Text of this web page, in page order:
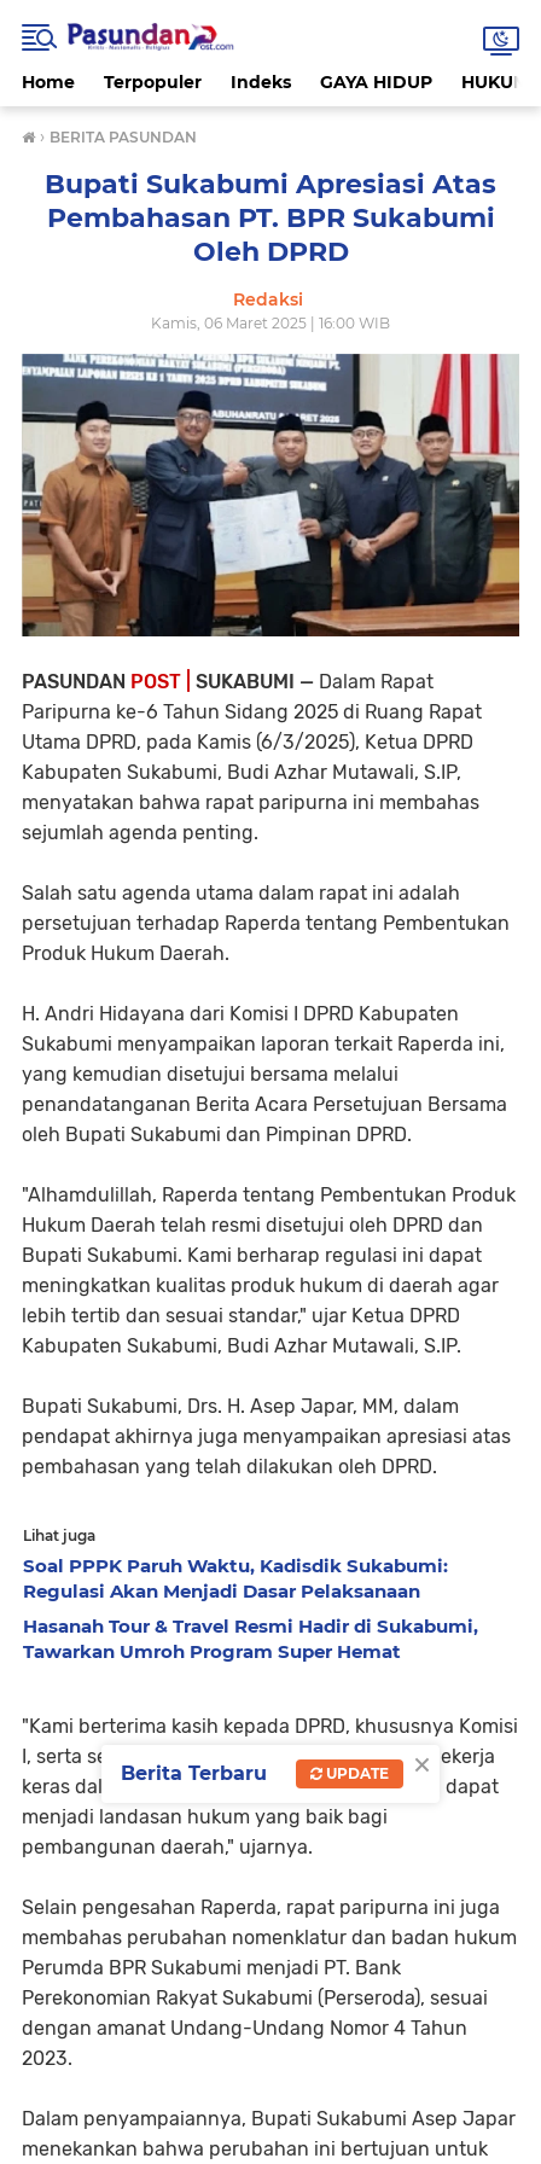
Home Terpopuler Indeks GAYA HIDUP HUKUM
› BERITA PASUNDAN
Bupati Sukabumi Apresiasi Atas
Pembahasan PT. BPR Sukabumi
Oleh DPRD
Redaksi
Kamis, 06 Maret 2025 | 16:00 WIB
PASUNDAN POST | SUKABUMI — Dalam Rapat
Paripurna ke-6 Tahun Sidang 2025 di Ruang Rapat
Utama DPRD, pada Kamis (6/3/2025), Ketua DPRD
Kabupaten Sukabumi, Budi Azhar Mutawali, S.IP,
menyatakan bahwa rapat paripurna ini membahas
sejumlah agenda penting.
Salah satu agenda utama dalam rapat ini adalah
persetujuan terhadap Raperda tentang Pembentukan
Produk Hukum Daerah.
H. Andri Hidayana dari Komisi I DPRD Kabupaten
Sukabumi menyampaikan laporan terkait Raperda ini,
yang kemudian disetujui bersama melalui
penandatanganan Berita Acara Persetujuan Bersama
oleh Bupati Sukabumi dan Pimpinan DPRD.
"Alhamdulillah, Raperda tentang Pembentukan Produk
Hukum Daerah telah resmi disetujui oleh DPRD dan
Bupati Sukabumi. Kami berharap regulasi ini dapat
meningkatkan kualitas produk hukum di daerah agar
lebih tertib dan sesuai standar," ujar Ketua DPRD
Kabupaten Sukabumi, Budi Azhar Mutawali, S.IP.
Bupati Sukabumi, Drs. H. Asep Japar, MM, dalam
pendapat akhirnya juga menyampaikan apresiasi atas
pembahasan yang telah dilakukan oleh DPRD.
Lihat juga
Soal PPPK Paruh Waktu, Kadisdik Sukabumi:
Regulasi Akan Menjadi Dasar Pelaksanaan
Hasanah Tour & Travel Resmi Hadir di Sukabumi,
Tawarkan Umroh Program Super Hemat
"Kami berterima kasih kepada DPRD, khususnya Komisi
I, serta seluruh perangkat daerah yang telah bekerja
keras dalam penyusunan Raperda ini. Semoga dapat
menjadi landasan hukum yang baik bagi
pembangunan daerah," ujarnya.
Selain pengesahan Raperda, rapat paripurna ini juga
membahas perubahan nomenklatur dan badan hukum
Perumda BPR Sukabumi menjadi PT. Bank
Perekonomian Rakyat Sukabumi (Perseroda), sesuai
dengan amanat Undang-Undang Nomor 4 Tahun
2023.
Dalam penyampaiannya, Bupati Sukabumi Asep Japar
menekankan bahwa perubahan ini bertujuan untuk
×
Berita Terbaru UPDATE